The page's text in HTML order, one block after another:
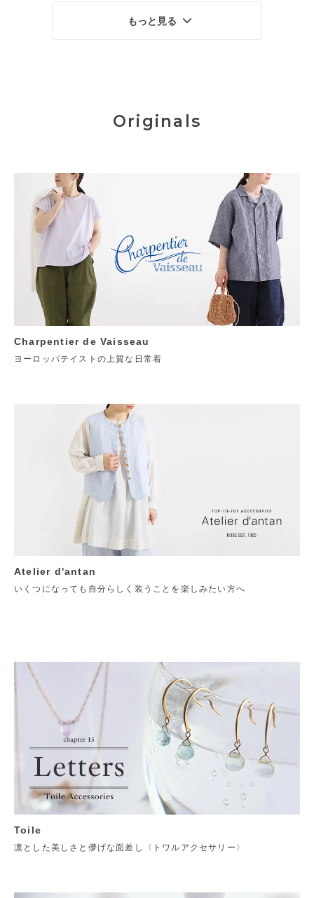
もっと見る
Originals
Charpentier de Vaisseau
ヨーロッパテイストの上質な日常着
Atelier d'antan
いくつになっても自分らしく装うことを楽しみたい方へ
Toile
凛とした美しさと儚げな面差し〈トワルアクセサリー〉